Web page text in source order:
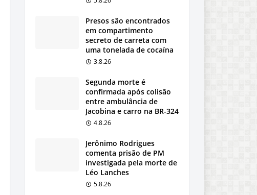
Presos são encontrados
em compartimento
secreto de carreta com
uma tonelada de cocaína
3.8.26
Segunda morte é
confirmada após colisão
entre ambulância de
Jacobina e carro na BR-324
4.8.26
Jerônimo Rodrigues
comenta prisão de PM
investigada pela morte de
Léo Lanches
5.8.26